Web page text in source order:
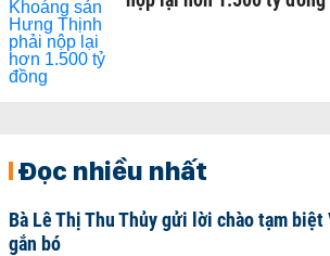
Đọc nhiều nhất
Bà Lê Thị Thu Thủy gửi lời chào tạm biệt
gắn bó